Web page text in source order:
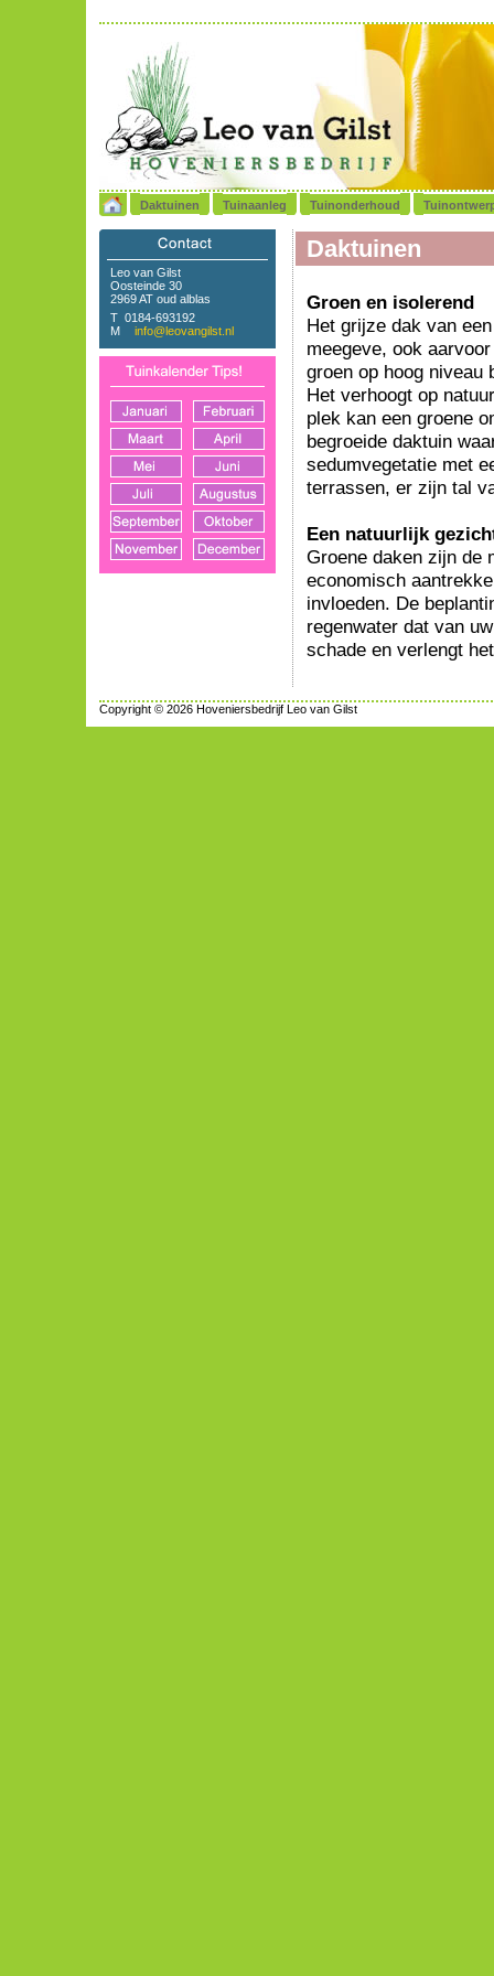
Daktuinen Tuinaanleg Tuinonderhoud
Leo van Gilst
Oosteinde 30
2969 AT oud alblas
T 0184-693192
M
info@leovangilst.nl
Daktuinen
Groen en isolerend
Het grijze dak van
meegeve, ook
groen op hoog niveau
Het verhoogt op
plek kan een groene
begroeide daktuin
sedumvegetatie met
terrassen, er zijn tal
Een natuurlijk
Groene daken zijn de
economisch
invloeden. De
regenwater dat van
schade en verlengt
Copyright © 2026 Hoveniersbedrijf Leo van Gilst